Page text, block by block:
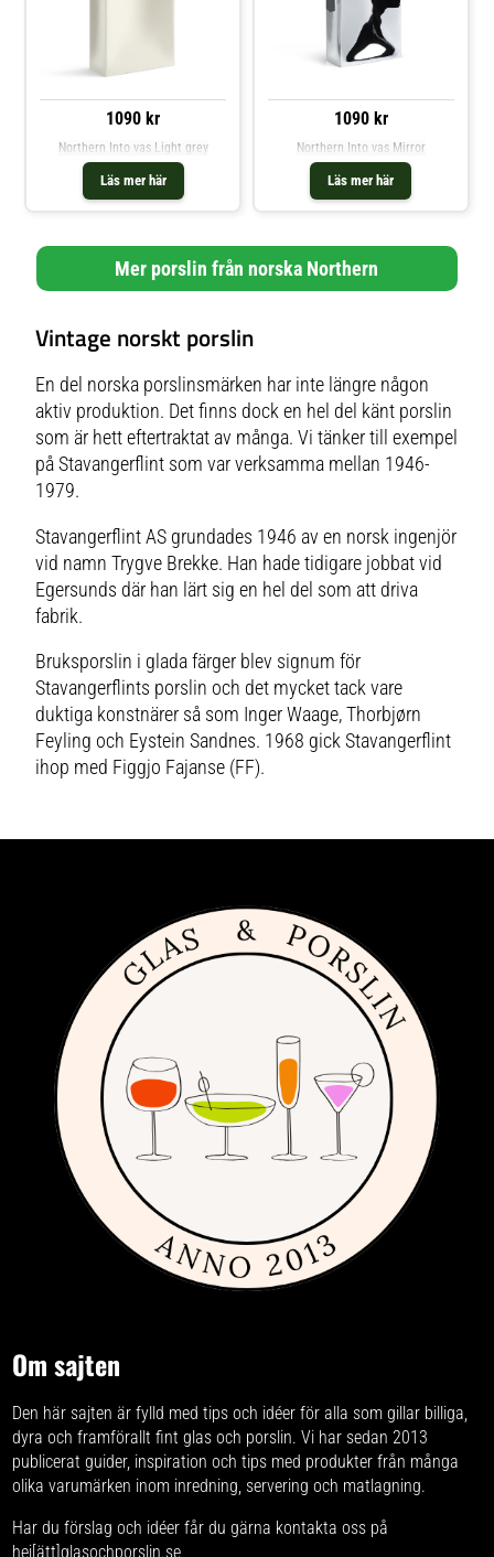
1090 kr
Läs mer här
Northern Into vas Light grey
1090 kr
Läs mer här
Northern Into vas Mirror
Mer porslin från norska Northern
Vintage norskt porslin
En del norska porslinsmärken har inte längre någon
aktiv produktion. Det finns dock en hel del känt porslin
som är hett eftertraktat av många. Vi tänker till exempel
på Stavangerflint som var verksamma mellan 1946-
1979.
Stavangerflint AS grundades 1946 av en norsk ingenjör
vid namn Trygve Brekke. Han hade tidigare jobbat vid
Egersunds där han lärt sig en hel del som att driva
fabrik.
Bruksporslin i glada färger blev signum för
Stavangerflints porslin och det mycket tack vare
duktiga konstnärer så som Inger Waage, Thorbjørn
Feyling och Eystein Sandnes. 1968 gick Stavangerflint
ihop med Figgjo Fajanse (FF).
Om sajten
Den här sajten är fylld med tips och idéer för alla som gillar billiga,
dyra och framförallt fint glas och porslin. Vi har sedan 2013
publicerat guider, inspiration och tips med produkter från många
olika varumärken inom inredning, servering och matlagning.
Har du förslag och idéer får du gärna kontakta oss på
hej[ätt]glasochporslin.se